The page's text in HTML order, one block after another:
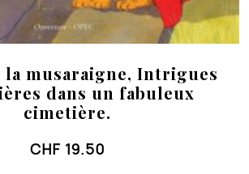
la musaraigne, Intrigues
dans un fabuleux
cimetière.
CHF 19.50